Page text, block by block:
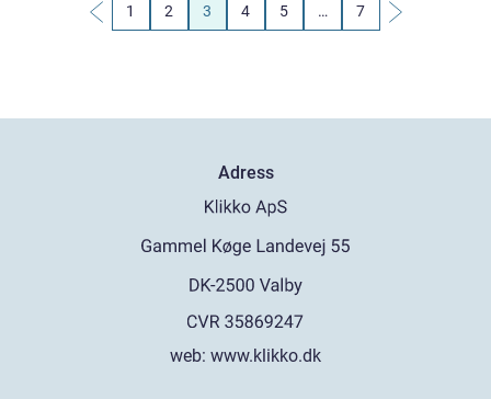
1 2 3 4 5 … 7
Adress
web: www.klikko.dk